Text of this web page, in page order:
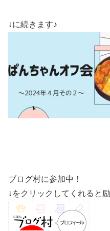
↓に続きます♪
ブログ村に参加中！
↓をクリックしてくれると